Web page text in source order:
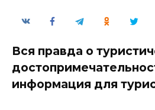
Вся правда о
информация для